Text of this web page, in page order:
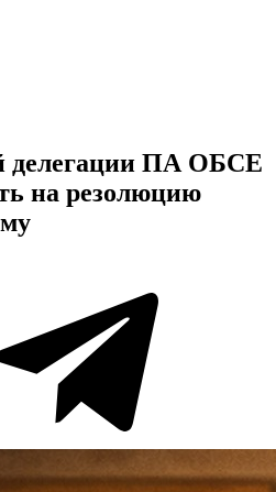
делегации ПА ОБСЕ
на резолюцию